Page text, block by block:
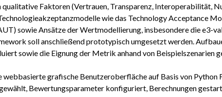
qualitative Faktoren (Vertrauen, Transparenz, Interoperabilität,
wie das Technology Acceptance
sowie Ansätze der Wertmodellierung, insbesondere die e3-
soll anschließend prototypisch umgesetzt werden.
sowie die Eignung der Metrik anhand von Beispielszenarien
grafische Benutzeroberfläche auf Basis von Python
Bewertungsparameter konfiguriert, Berechnungen